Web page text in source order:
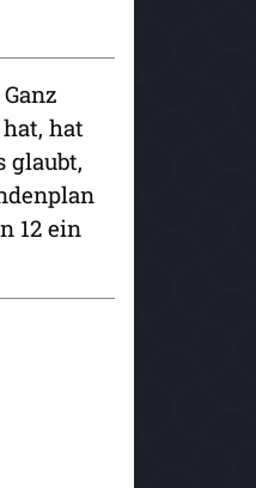
hat
glaubt,
12 ein